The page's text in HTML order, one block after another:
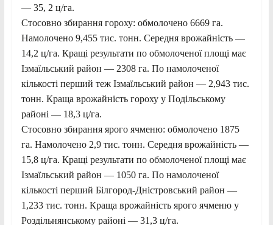
— 35, 2 ц/га.
Стосовно збирання гороху: обмолочено 6669 га.
Намолочено 9,455 тис. тонн. Середня врожайність —
14,2 ц/га. Кращі результати по обмолоченої площі має
Ізмаїльський район — 2308 га. По намолоченої
кількості перший теж Ізмаїльський район — 2,943 тис.
тонн. Краща врожайність гороху у Подільському
районі — 18,3 ц/га.
Стосовно збирання ярого ячменю: обмолочено 1875
га. Намолочено 2,9 тис. тонн. Середня врожайність —
15,8 ц/га. Кращі результати по обмолоченої площі має
Ізмаїльський район — 1050 га. По намолоченої
кількості перший Білгород-Дністровський район —
1,233 тис. тонн. Краща врожайність ярого ячменю у
Роздільнянському районі — 31,3 ц/га.